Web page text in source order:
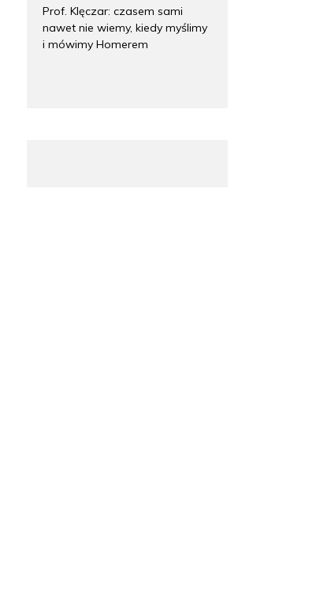
Prof. Klęczar: czasem sami
nawet nie wiemy, kiedy myślimy
i mówimy Homerem